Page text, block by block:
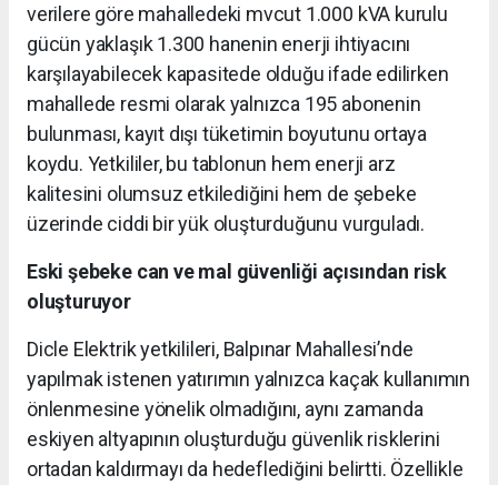
verilere göre mahalledeki mvcut 1.000 kVA kurulu
gücün yaklaşık 1.300 hanenin enerji ihtiyacını
karşılayabilecek kapasitede olduğu ifade edilirken
mahallede resmi olarak yalnızca 195 abonenin
bulunması, kayıt dışı tüketimin boyutunu ortaya
koydu. Yetkililer, bu tablonun hem enerji arz
kalitesini olumsuz etkilediğini hem de şebeke
üzerinde ciddi bir yük oluşturduğunu vurguladı.
Eski şebeke can ve mal güvenliği açısından risk
oluşturuyor
Dicle Elektrik yetkilileri, Balpınar Mahallesi’nde
yapılmak istenen yatırımın yalnızca kaçak kullanımın
önlenmesine yönelik olmadığını, aynı zamanda
eskiyen altyapının oluşturduğu güvenlik risklerini
ortadan kaldırmayı da hedeflediğini belirtti. Özellikle